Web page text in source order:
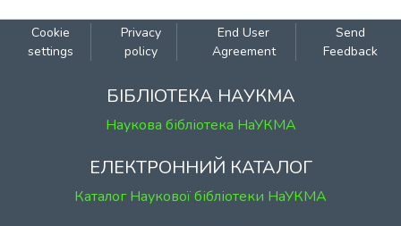
Cookie
settings
Privacy
policy
End User
Agreement
Send
Feedback
БІБЛІОТЕКА НАУКМА
Наукова бібліотека НаУКМА
ЕЛЕКТРОННИЙ КАТАЛОГ
Каталог Наукової бібліотеки НаУКМА